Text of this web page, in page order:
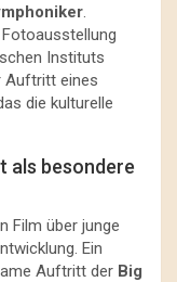
.
Instituts
Auftritt eines
die kulturelle
als besondere
Film über junge
Ein
Auftritt der Big